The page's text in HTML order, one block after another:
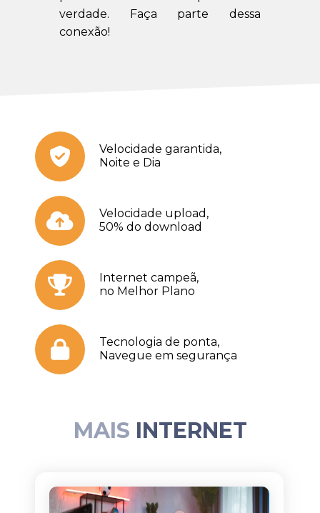
verdade. Faça parte dessa
conexão!
Velocidade garantida,
Noite e Dia
Velocidade upload,
50% do download
Internet campeã,
no Melhor Plano
Tecnologia de ponta,
Navegue em segurança
MAIS INTERNET